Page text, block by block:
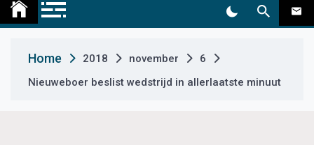
t
Home 2018 november
6
Nieuweboer beslist wedstrijd in allerlaatste minuut